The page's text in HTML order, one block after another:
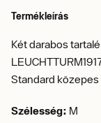
Termékleírás
Két darabos
Standard
Szélesség: M